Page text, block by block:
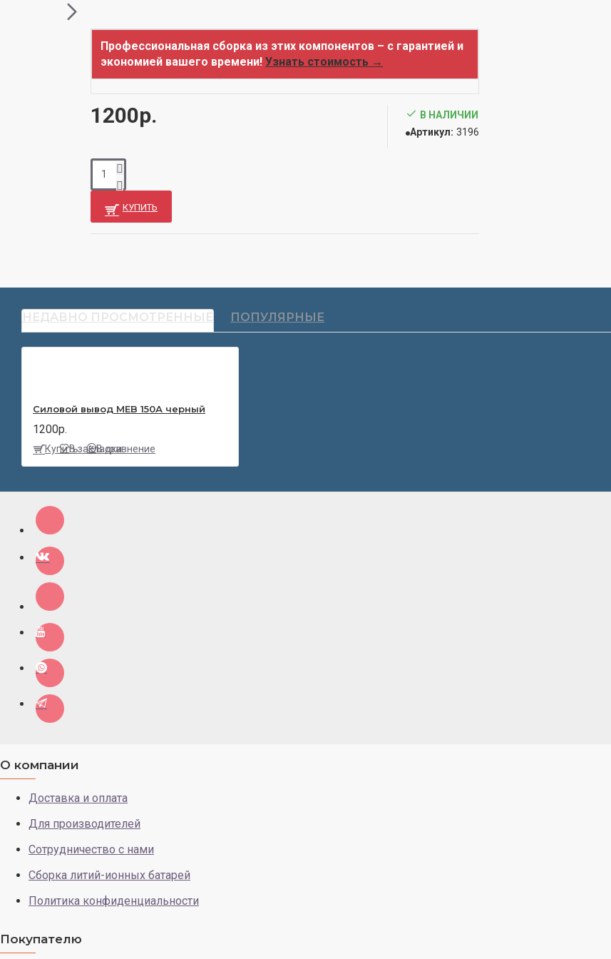
Профессиональная сборка из этих компонентов – с гарантией и
экономией вашего времени! Узнать стоимость →
1200р.
В НАЛИЧИИ
Артикул: 3196
КУПИТЬ
НЕДАВНО ПРОСМОТРЕННЫЕ ПОПУЛЯРНЫЕ
Силовой вывод MEB 150А черный
1200р.
КупитьВ закладкиВ сравнение
О компании
Доставка и оплата
Для производителей
Сотрудничество с нами
Сборка литий-ионных батарей
Политика конфиденциальности
Покупателю